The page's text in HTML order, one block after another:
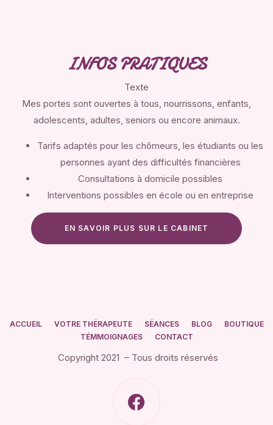
INFOS PRATIQUES
Texte
Mes portes sont ouvertes à tous, nourrissons, enfants,
adolescents, adultes, seniors ou encore animaux.
Tarifs adaptés pour les chômeurs, les étudiants ou les
personnes ayant des difficultés financières
Consultations à domicile possibles
Interventions possibles en école ou en entreprise
EN SAVOIR PLUS SUR LE CABINET
ACCUEIL VOTRE THÉRAPEUTE SÉANCES BLOG
BOUTIQUE
TÉMMOIGNAGES
CONTACT
Copyright 2021 – Tous droits réservés